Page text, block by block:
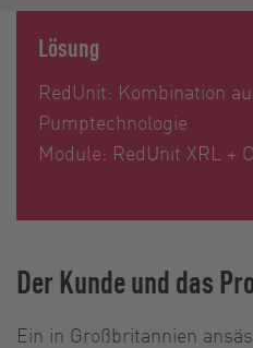
Lösung
RedUnit: Kombination
Pumptechnologie
Module: RedUnit XRL +
Der Kunde und das
Ein in Großbritannien